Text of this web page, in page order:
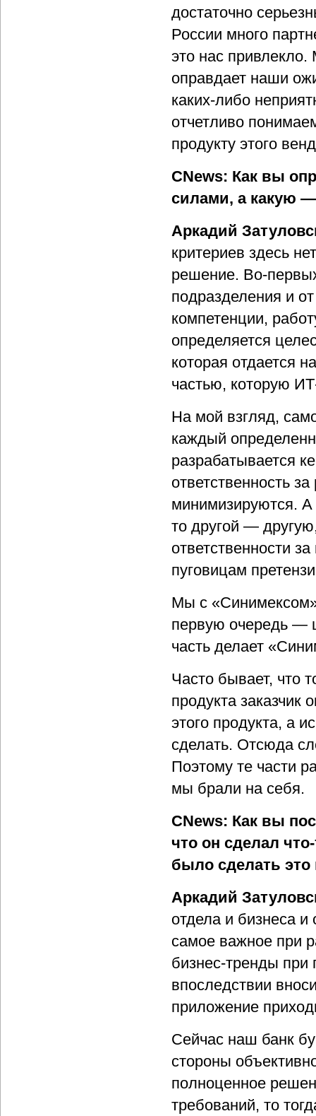
достаточно
России много
это нас
оправдает наши
каких-либо
отчетливо
продукту этого
CNews: Как вы
силами, а какую
Аркадий
критериев здесь
решение. Во-
подразделения и
компетенции,
определяется
которая отдается
частью, которую
На мой взгляд,
каждый
разрабатывается
ответственность
минимизируются. А
то другой —
ответственности
пуговицам
Мы с «Синимексом»
первую очередь —
часть делает
Часто бывает, что
продукта заказчик
этого продукта, а
сделать. Отсюда
Поэтому те части
мы брали на себя.
CNews: Как вы
что он сделал
было сделать это
Аркадий
отдела и бизнеса
самое важное при
бизнес-тренды при
впоследствии
приложение
Сейчас наш банк
стороны
полноценное
требований, то